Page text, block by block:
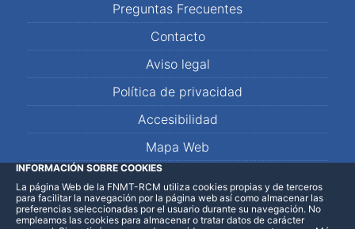
Preguntas Frecuentes
Contacto
Aviso legal
Política de privacidad
Accesibilidad
Mapa Web
LinkedInFacebookWhatsApp
INFORMACIÓN SOBRE COOKIES
La página Web de la FNMT-RCM utiliza cookies propias y de terceros
para facilitar la navegación por la página web así como almacenar las
preferencias seleccionadas por el usuario durante su navegación. No
empleamos las cookies para almacenar o tratar datos de carácter